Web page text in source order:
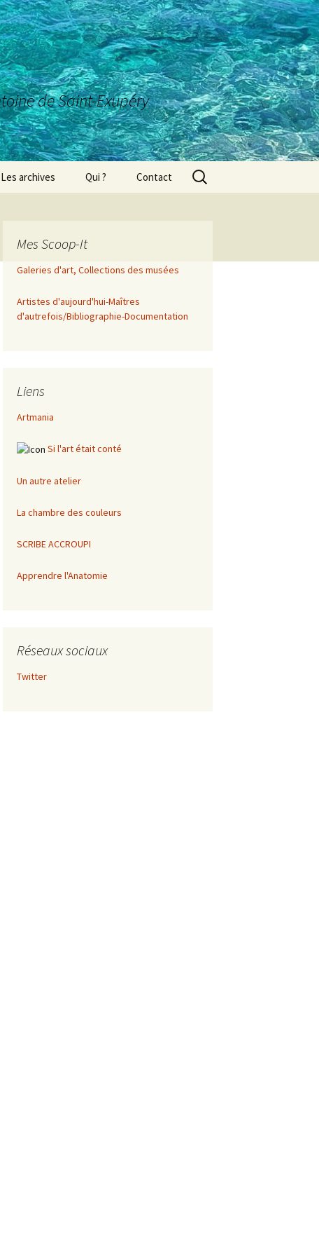
de Saint-Exupéry
Les archives Qui ? Contact
Rechercher :
Mes Scoop-It
Galeries d'art, Collections des musées
Artistes d'aujourd'hui-Maîtres
d'autrefois/Bibliographie-Documentation
Liens
Artmania
Si l'art était conté
Un autre atelier
La chambre des couleurs
SCRIBE ACCROUPI
Apprendre l'Anatomie
Réseaux sociaux
Twitter